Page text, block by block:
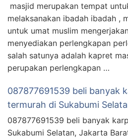
masjid merupakan tempat
melaksanakan ibadah ibadah ,
untuk umat muslim
menyediakan perlengkapan
salah satunya adalah kapret
perupakan perlengkapan …
087877691539 beli banyak
termurah di Sukabumi
087877691539 beli banyak
Sukabumi Selatan, Jakarta